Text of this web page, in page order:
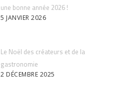
une bonne année 2026 !
5 JANVIER 2026
Le Noël des créateurs et de la
gastronomie
2 DÉCEMBRE 2025